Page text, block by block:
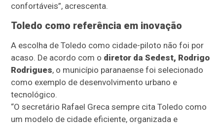
confortáveis”, acrescenta.
Toledo como referência em inovação
A escolha de Toledo como cidade-piloto não foi por
acaso. De acordo com o diretor da Sedest, Rodrigo
Rodrigues, o município paranaense foi selecionado
como exemplo de desenvolvimento urbano e
tecnológico.
“O secretário Rafael Greca sempre cita Toledo como
um modelo de cidade eficiente, organizada e